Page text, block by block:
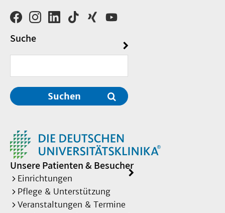
Suche
Suchen
Unsere Patienten & Besucher
Einrichtungen
Pflege & Unterstützung
Veranstaltungen & Termine